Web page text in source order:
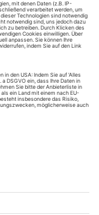
Als adipöser Senior
Dionysos, sein
assistiert
der Chor da in
hatte.
Von allen
B = Bühnenbild K
= Premiere UA =